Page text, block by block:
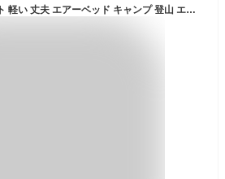
◆ エアーマット 2個セット 軽い 丈夫 エアーベッド キャンプ 登山 エアマット ソロキャンプ コンパクト 防災 らくらく ハンドポンプ 足踏み式 軽量 テント 収納袋付き 車中泊 花見 山登り 休憩 簡単収納 送料無料 インフレータブル